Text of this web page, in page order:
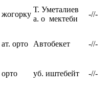
жогорку
Т. Уметалиев
а. о мектеби
-//-
ат. орто Автобекет -//-
орто уб. иштебейт -//-